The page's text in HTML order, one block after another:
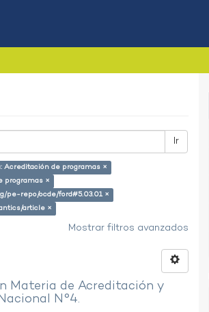
Ir
Acreditación de programas ×
programas ×
pe-repo/ocde/ford#5.03.01 ×
article ×
Mostrar filtros avanzados
Materia de Acreditación y
N°4.